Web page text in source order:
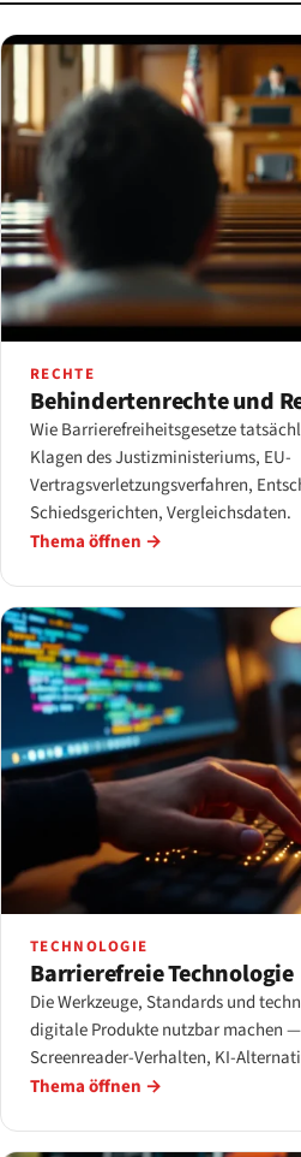
RECHTE
Behindertenrechte und
Wie Barrierefreiheitsgesetze
Klagen des Justizministeriums, EU-
Vertragsverletzungsverfahren,
Schiedsgerichten, Vergleichsdaten.
Thema öffnen →
TECHNOLOGIE
Barrierefreie Technologie
Die Werkzeuge, Standards und
digitale Produkte nutzbar machen —
Screenreader-Verhalten, KI-
Thema öffnen →